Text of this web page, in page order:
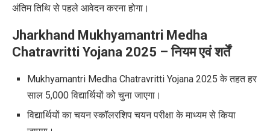
अंतिम तिथि से पहले आवेदन करना होगा।
Jharkhand Mukhyamantri Medha
Chatravritti Yojana 2025 –नियम एवं शर्तें
Mukhyamantri Medha Chatravritti Yojana 2025के तहत हर
साल 5,000 विद्यार्थियों को चुना जाएगा।
विद्यार्थियों का चयन स्कॉलरशिप चयन परीक्षा के माध्यम से किया